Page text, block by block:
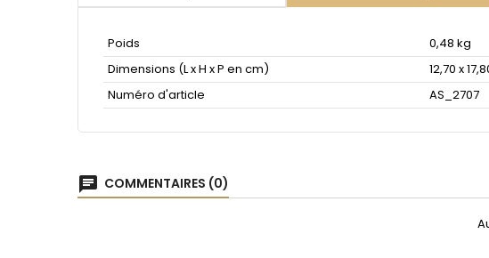
Poids
0,48 kg
Dimensions (L x H x P en cm)
12,70 x
Numéro d'article
AS_2707
chat COMMENTAIRES (0)